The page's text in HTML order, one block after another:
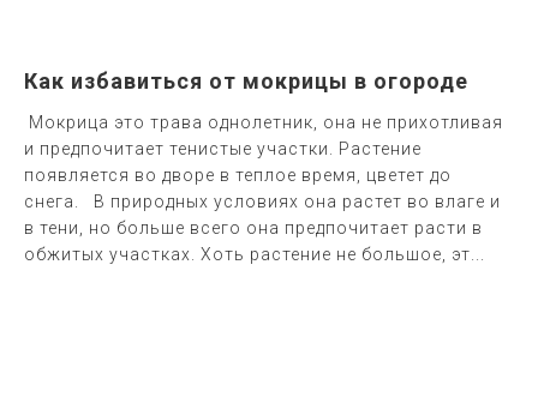
Как избавиться от мокрицы в огороде
Мокрица это трава однолетник, она не прихотливая
и предпочитает тенистые участки. Растение
появляется во дворе в теплое время, цветет до
снега. В природных условиях она растет во влаге и
в тени, но больше всего она предпочитает расти в
обжитых участках. Хоть растение не большое, эт...